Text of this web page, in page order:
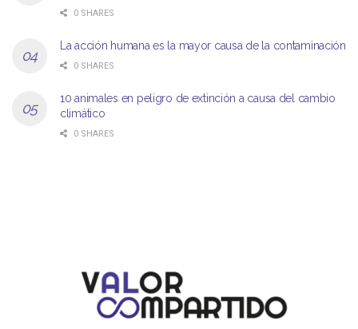
0 SHARES
La acción humana es la mayor causa de la contaminación
0 SHARES
10 animales en peligro de extinción a causa del cambio
climático
0 SHARES